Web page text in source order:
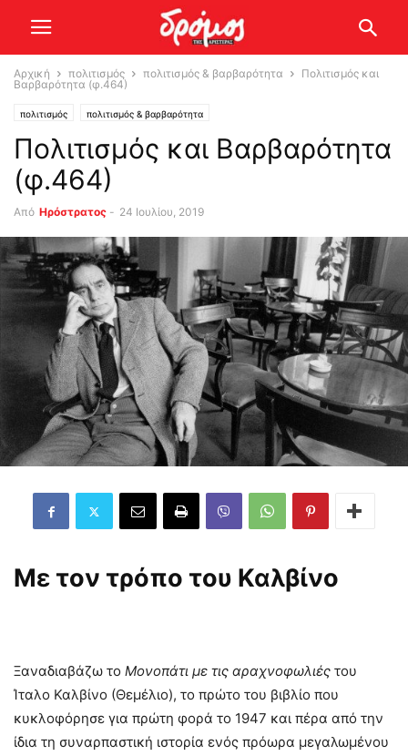
Αρχική πολιτισμός πολιτισμός & βαρβαρότητα
Πολιτισμός και
Βαρβαρότητα (φ.464)
πολιτισμός πολιτισμός & βαρβαρότητα
Πολιτισμός και Βαρβαρότητα
(φ.464)
Από Ηρόστρατος - 24 Ιουλίου, 2019
Με τον τρόπο του Καλβίνο
Ξαναδιαβάζω το Μονοπάτι με τις αραχνοφωλιές του
Ίταλο Καλβίνο (Θεμέλιο), το πρώτο του βιβλίο που
κυκλοφόρησε για πρώτη φορά το 1947 και πέρα από την
ίδια τη συναρπαστική ιστορία ενός πρόωρα μεγαλωμένου